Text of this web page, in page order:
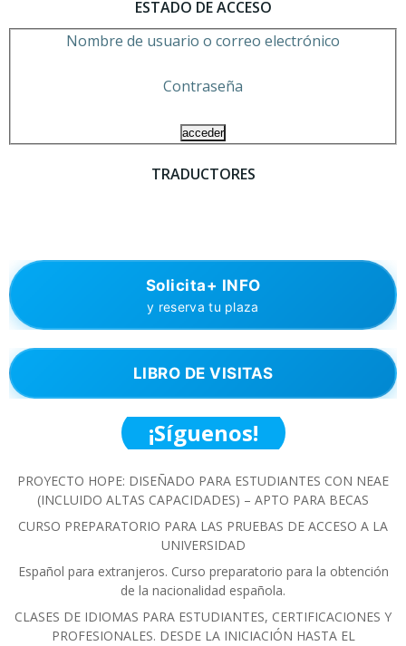
ESTADO DE ACCESO
Nombre de usuario o correo electrónico
Contraseña
TRADUCTORES
Solicita+ INFO
y reserva tu plaza
LIBRO DE VISITAS
¡Síguenos!
PROYECTO HOPE: DISEÑADO PARA ESTUDIANTES CON NEAE
(INCLUIDO ALTAS CAPACIDADES) – APTO PARA BECAS
CURSO PREPARATORIO PARA LAS PRUEBAS DE ACCESO A LA
UNIVERSIDAD
Español para extranjeros. Curso preparatorio para la obtención
de la nacionalidad española.
CLASES DE IDIOMAS PARA ESTUDIANTES, CERTIFICACIONES Y
PROFESIONALES. DESDE LA INICIACIÓN HASTA EL